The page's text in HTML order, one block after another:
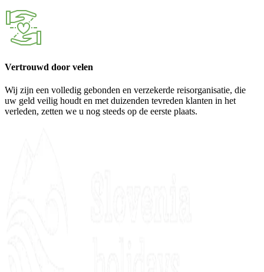
Vertrouwd door velen
Wij zijn een volledig gebonden en verzekerde reisorganisatie, die
uw geld veilig houdt en met duizenden tevreden klanten in het
verleden, zetten we u nog steeds op de eerste plaats.